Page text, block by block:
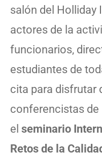
salón del Holliday
actores de la
funcionarios,
estudiantes de
cita para disfrutar
conferencistas de
el seminario
Retos de la